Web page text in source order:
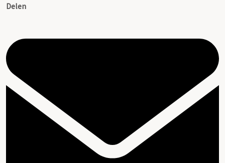
Delen